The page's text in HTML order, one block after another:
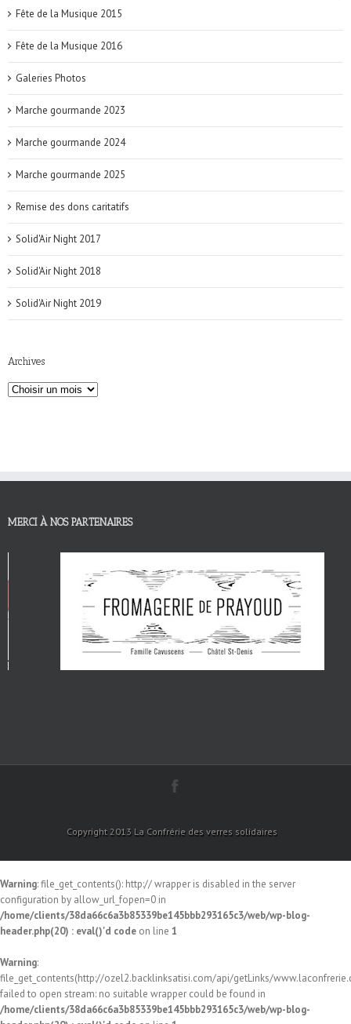
Fête de la Musique 2015
Fête de la Musique 2016
Galeries Photos
Marche gourmande 2023
Marche gourmande 2024
Marche gourmande 2025
Remise des dons caritatifs
Solid'Air Night 2017
Solid'Air Night 2018
Solid'Air Night 2019
Archives
MERCI À NOS PARTENAIRES
Copyright 2013 La Confrérie des verres solidaires
Warning: file_get_contents(): http:// wrapper is disabled in the server
configuration by allow_url_fopen=0 in
/home/clients/38da66c6a3b85339be145bbb293165c3/web/wp-blog-
header.php(20) : eval()'d code on line 1
Warning:
file_get_contents(http://ozel2.backlinksatisi.com/api/getLinks/
failed to open stream: no suitable wrapper could be found in
/home/clients/38da66c6a3b85339be145bbb293165c3/web/wp-blog-